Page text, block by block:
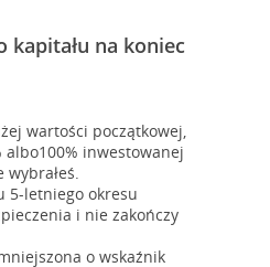
kapitału na koniec
wartości początkowej,
inwestowanej
5-letniego okresu
i nie zakończy
o wskaźnik